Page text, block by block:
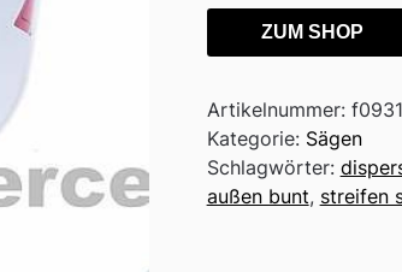
ZUM SHOP
Artikelnummer:
Kategorie: Sägen
Schlagwörter:
außen bunt, streifen